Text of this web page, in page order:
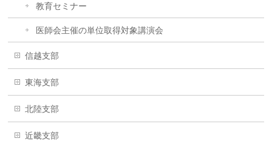
教育セミナー
医師会主催の単位取得対象講演会
信越支部
東海支部
北陸支部
近畿支部